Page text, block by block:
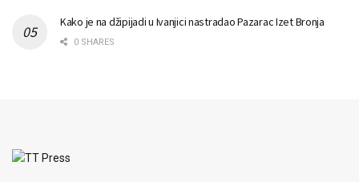
Kako je na džipijadi u Ivanjici nastradao Pazarac Izet Bronja
0 SHARES